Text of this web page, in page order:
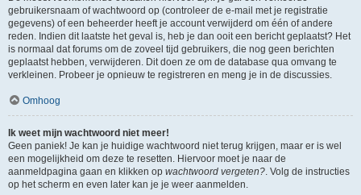
gebruikersnaam of wachtwoord op (controleer de e-mail met je registratie
gegevens) of een beheerder heeft je account verwijderd om één of andere
reden. Indien dit laatste het geval is, heb je dan ooit een bericht geplaatst? Het
is normaal dat forums om de zoveel tijd gebruikers, die nog geen berichten
geplaatst hebben, verwijderen. Dit doen ze om de database qua omvang te
verkleinen. Probeer je opnieuw te registreren en meng je in de discussies.
Omhoog
Ik weet mijn wachtwoord niet meer!
Geen paniek! Je kan je huidige wachtwoord niet terug krijgen, maar er is wel
een mogelijkheid om deze te resetten. Hiervoor moet je naar de
aanmeldpagina gaan en klikken op wachtwoord vergeten? . Volg de instructies
op het scherm en even later kan je je weer aanmelden.